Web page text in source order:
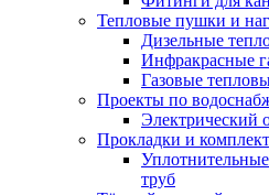
Тепловые пушки и
Дизельные
Инфракрасные
Газовые
Проекты по
Электрический
Прокладки и
труб